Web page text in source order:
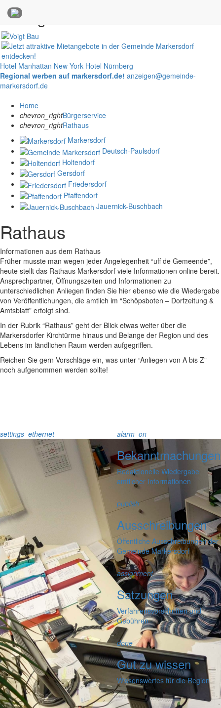
Anzeigen
Hotel Manhattan New York Hotel Nürnberg
Regional werben auf markersdorf.de! anzeigen@gemeinde-
markersdorf.de
Home
chevron_rightBürgerservice
chevron_rightRathaus
Markersdorf
Deutsch-Paulsdorf
Holtendorf
Gersdorf
Friedersdorf
Pfaffendorf
Jauernick-Buschbach
Rathaus
Informationen aus dem Rathaus
Früher musste man wegen jeder Angelegenheit “uff de Gemeende”,
heute stellt das Rathaus Markersdorf viele Informationen online bereit.
Ansprechpartner, Öffnungszeiten und Informationen zu
unterschiedlichen Anliegen finden Sie hier ebenso wie die Wiedergabe
von Veröffentlichungen, die amtlich im “Schöpsboten – Dorfzeitung &
Amtsblatt” erfolgt sind.
In der Rubrik “Rathaus” geht der Blick etwas weiter über die
Markersdorfer Kirchtürme hinaus und Belange der Region und des
Lebens im ländlichen Raum werden aufgegriffen.
Reichen Sie gern Vorschläge ein, was unter “Anliegen von A bis Z”
noch aufgenommen werden sollte!
settings_ethernet alarm_on
Bekanntmachungen
Redaktionelle Wiedergabe
amtlicher Informationen
publish
Ausschreibungen
Öffentliche Ausschreibungen der
Gemeinde Markersdorf
assignment
Satzungen
Verfahrensvorschriften und
Gebühren
done
Gut zu wissen
Wissenswertes für die Region